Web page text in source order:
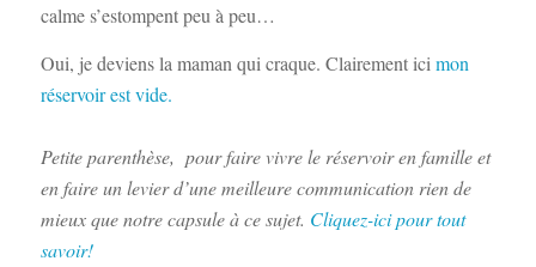
calme s’estompent peu à peu…
Oui, je deviens la maman qui craque. Clairement ici mon
réservoir est vide.
Petite parenthèse, pour faire vivre le réservoir en famille et
en faire un levier d’une meilleure communication rien de
mieux que notre capsule à ce sujet. Cliquez-ici pour tout
savoir!